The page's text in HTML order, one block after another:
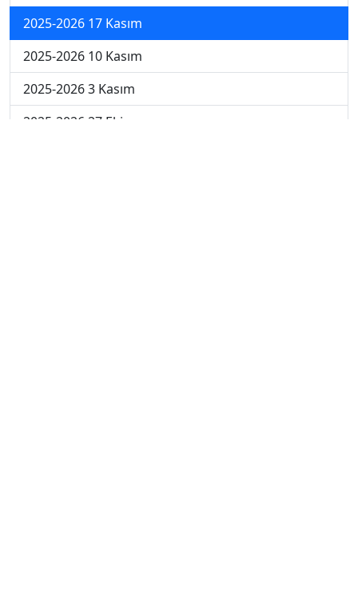
2025-2026 17 Kasım
2025-2026 10 Kasım
2025-2026 3 Kasım
2025-2026 27 Ekim